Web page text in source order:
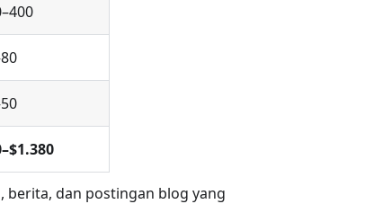
berita, dan postingan blog yang